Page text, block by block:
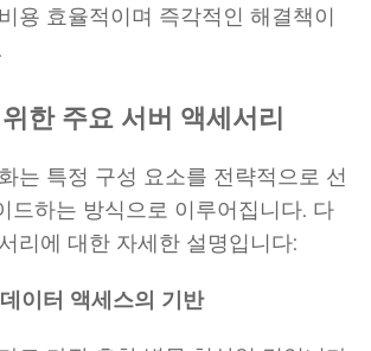
용 효율적이며 즉각적인 해결책이
한 주요 서버 액세서리
는 특정 구성 요소를 전략적으로 선
드하는 방식으로 이루어집니다. 다
리에 대한 자세한 설명입니다:
이터 액세스의 기반